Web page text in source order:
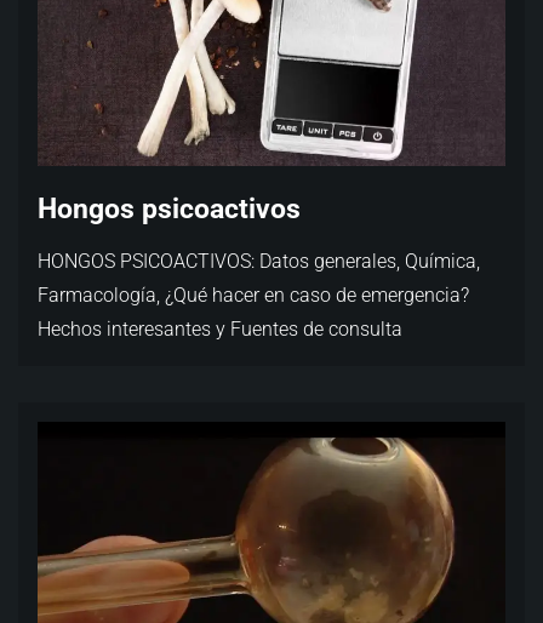
Hongos psicoactivos
HONGOS PSICOACTIVOS: Datos generales, Química,
Farmacología, ¿Qué hacer en caso de emergencia?
Hechos interesantes y Fuentes de consulta